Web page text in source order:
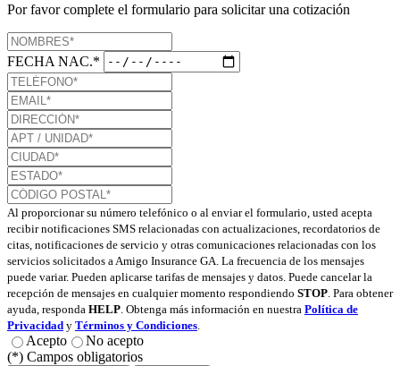
Por favor complete el formulario para solicitar una cotización
FECHA NAC.*
Al proporcionar su número telefónico o al enviar el formulario, usted acepta
recibir notificaciones SMS relacionadas con actualizaciones, recordatorios de
citas, notificaciones de servicio y otras comunicaciones relacionadas con los
servicios solicitados a Amigo Insurance GA. La frecuencia de los mensajes
puede variar. Pueden aplicarse tarifas de mensajes y datos. Puede cancelar la
recepción de mensajes en cualquier momento respondiendo STOP . Para obtener
ayuda, responda HELP . Obtenga más información en nuestra Política de
Privacidad y Términos y Condiciones
Acepto
No acepto
(*) Campos obligatorios